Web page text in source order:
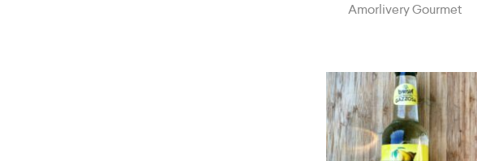
Amorlivery Gourmet